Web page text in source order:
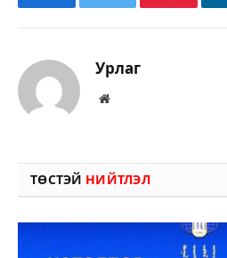
FacebookTwitter Pinterest
Урлаг
Вэбсайт
ТӨСТЭЙ НИЙТЛЭЛ